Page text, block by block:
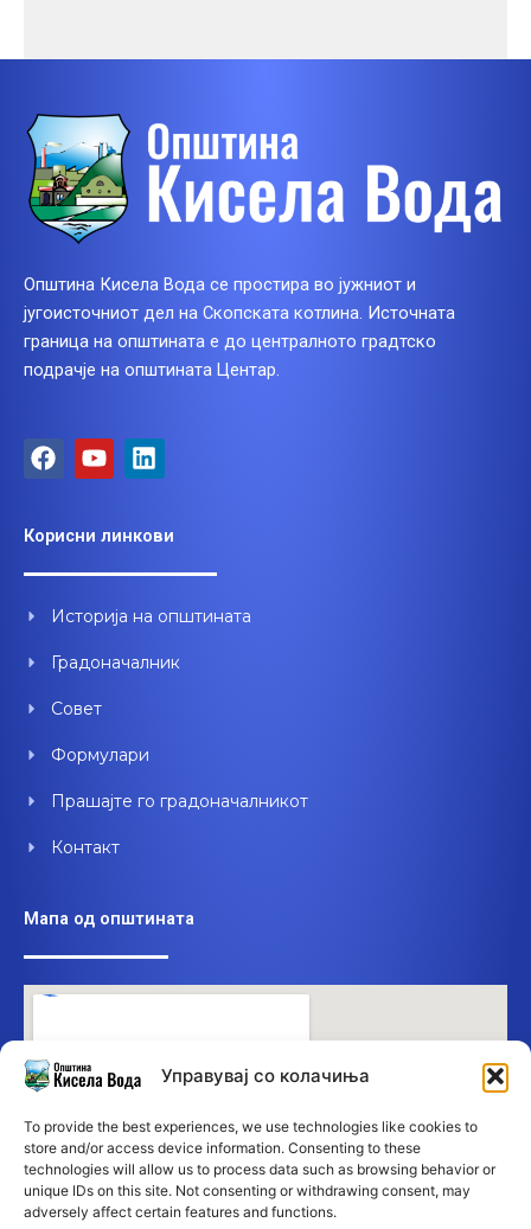
Управувај со колачиња
To provide the best experiences, we use technologies like cookies to
store and/or access device information. Consenting to these
technologies will allow us to process data such as browsing behavior or
unique IDs on this site. Not consenting or withdrawing consent, may
adversely affect certain features and functions.
Општина Кисела Вода се простира во јужниот и
југоисточниот дел на Скопската котлина. Источната
граница на општината е до централното градтско
подрачје на општината Центар.
F
a
b
o
k
Y
o
u
b
L
i
e
d
n
Корисни линкови
Историја на општината
Градоначалник
Совет
Формулари
Прашајте го градоначалникот
Контакт
Мапа од општината